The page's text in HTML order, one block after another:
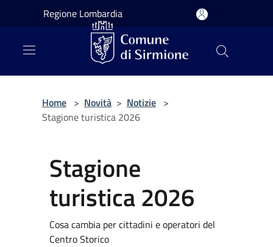
Salta al contenuto principale
Regione Lombardia
Home > Novità > Notizie >
Stagione turistica 2026
Stagione
turistica 2026
Cosa cambia per cittadini e operatori del
Centro Storico